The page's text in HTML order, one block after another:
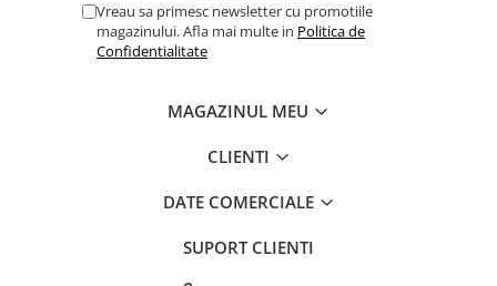
Vreau sa primesc newsletter cu promotiile
magazinului. Afla mai multe in Politica de
Confidentialitate
MAGAZINUL MEU
CLIENTI
DATE COMERCIALE
SUPORT CLIENTI